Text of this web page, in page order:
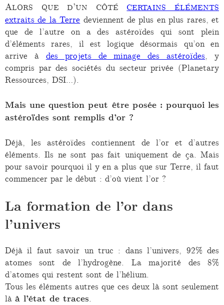
Alors que d’un côté certains éléments
extraits de la Terre deviennent de plus en plus rares, et
que de l’autre on a des astéroïdes qui sont plein
d’éléments rares, il est logique désormais qu’on en
arrive à des projets de minage des astéroïdes , y
compris par des sociétés du secteur privée (Planetary
Ressources, DSI…).
Mais une question peut être posée : pourquoi les
astéroïdes sont remplis d’or ?
Déjà, les astéroïdes contiennent de l’or et d’autres
éléments. Ils ne sont pas fait uniquement de ça. Mais
pour savoir pourquoi il y en a plus que sur Terre, il faut
commencer par le début : d’où vient l’or ?
La formation de l’or dans
l’univers
Déjà il faut savoir un truc : dans l’univers, 92% des
atomes sont de l’hydrogène. La majorité des 8%
d’atomes qui restent sont de l’hélium.
Tous les éléments autres que ces deux là sont seulement
là à l’état de traces.